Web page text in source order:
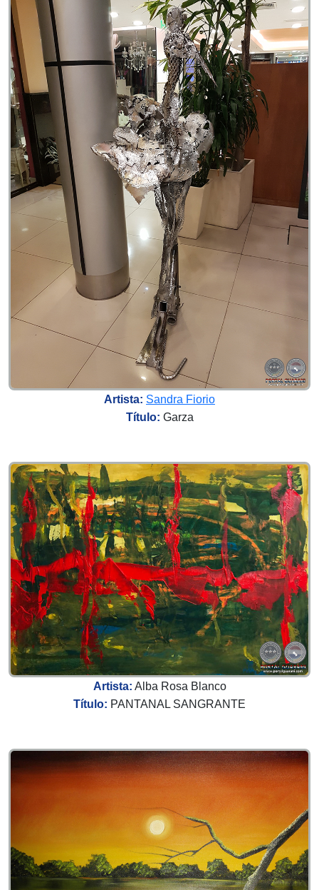
Artista: Sandra Fiorio
Título: Garza
Artista: Alba Rosa Blanco
Título: PANTANAL SANGRANTE